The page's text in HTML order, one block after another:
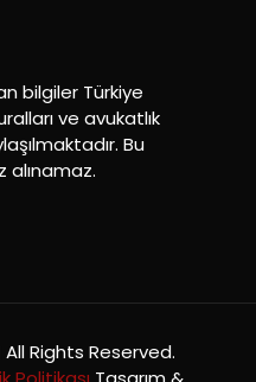
bilgiler Türkiye
ve avukatlık
Bu
alınamaz.
All Rights Reserved.